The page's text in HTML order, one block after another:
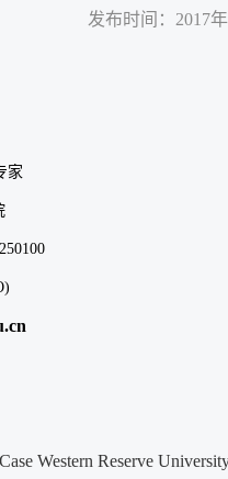
发布时间：2017
家
Western Reserve